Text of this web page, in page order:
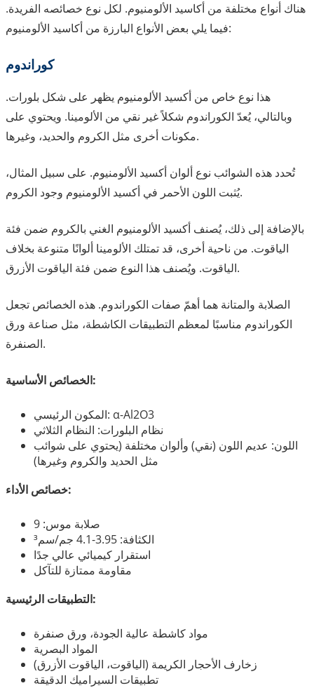
هناك أنواع مختلفة من أكاسيد الألومنيوم. لكل نوع خصائصه الفريدة.
فيما يلي بعض الأنواع البارزة من أكاسيد الألومنيوم:
كوراندوم
هذا نوع خاص من أكسيد الألومنيوم يظهر على شكل بلورات.
وبالتالي، يُعدّ الكوراندوم شكلاً غير نقي من الألومينا. ويحتوي على
مكونات أخرى مثل الكروم والحديد، وغيرها.
تُحدد هذه الشوائب نوع ألوان أكسيد الألومنيوم. على سبيل المثال،
يُثبت اللون الأحمر في أكسيد الألومنيوم وجود الكروم.
بالإضافة إلى ذلك، يُصنف أكسيد الألومنيوم الغني بالكروم ضمن فئة
الياقوت. من ناحية أخرى، قد تمتلك الألومينا ألوانًا متنوعة بخلاف
الياقوت. ويُصنف هذا النوع ضمن فئة الياقوت الأزرق.
الصلابة والمتانة هما أهمّ صفات الكوراندوم. هذه الخصائص تجعل
الكوراندوم مناسبًا لمعظم التطبيقات الكاشطة، مثل صناعة ورق
الصنفرة.
الخصائص الأساسية:
المكون الرئيسي: α-Al2O3
نظام البلورات: النظام الثلاثي
اللون: عديم اللون (نقي) وألوان مختلفة (يحتوي على شوائب
مثل الحديد والكروم وغيرها)
خصائص الأداء:
صلابة موس: 9
الكثافة: 3.95-4.1 جم/سم³
استقرار كيميائي عالي جدًا
مقاومة ممتازة للتآكل
التطبيقات الرئيسية:
مواد كاشطة عالية الجودة، ورق صنفرة
المواد البصرية
زخارف الأحجار الكريمة (الياقوت، الياقوت الأزرق)
تطبيقات السيراميك الدقيقة